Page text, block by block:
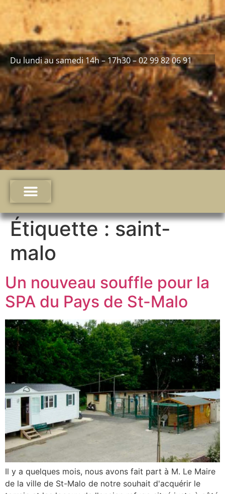
Du lundi au samedi 14h – 17h30 – 02 99 82 06 91
Étiquette :saint-
malo
Un nouveau souffle pour la
SPA du Pays de St-Malo
Il y a quelques mois, nous avons fait part à M. Le Maire
de la ville de St-Malo de notre souhait d'acquérir le